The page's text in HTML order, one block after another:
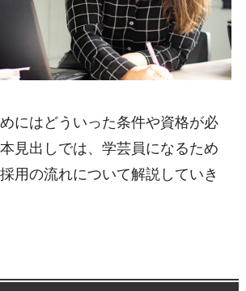
にはどういった条件や資格が必
見出しでは、学芸員になるため
用の流れについて解説していき